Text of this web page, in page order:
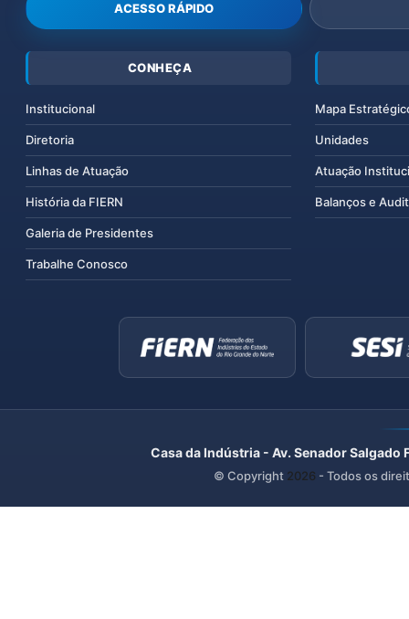
ACESSO RÁPIDO
CONHEÇA
Institucional
Diretoria
Linhas de Atuação
História da FIERN
Galeria de Presidentes
Trabalhe Conosco
Mapa
Unidades
Atuação
Balanços e
Casa da Indústria - Av. Senador
© Copyright 2026 - Todos os